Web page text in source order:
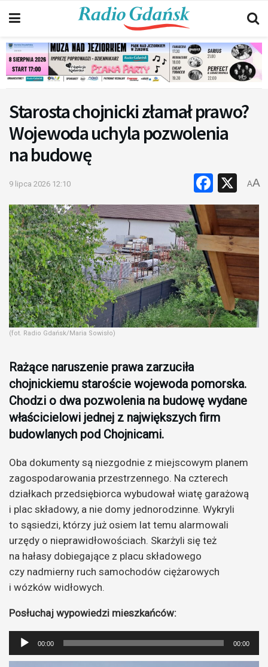
Starosta chojnicki złamał prawo?
Wojewoda uchyla pozwolenia
na budowę
9 lipca 2026 12:10 X
AA
(fot. Radio Gdańsk/Maria Sowisło)
Rażące naruszenie prawa zarzuciła
chojnickiemu staroście wojewoda pomorska.
Chodzi o dwa pozwolenia na budowę wydane
właścicielowi jednej z największych firm
budowlanych pod Chojnicami.
Oba dokumenty są niezgodnie z miejscowym planem
zagospodarowania przestrzennego. Na czterech
działkach przedsiębiorca wybudował wiatę garażową
i plac składowy, a nie domy jednorodzinne. Wykryli
to sąsiedzi, którzy już osiem lat temu alarmowali
urzędy o nieprawidłowościach. Skarżyli się też
na hałasy dobiegające z placu składowego
czy nadmierny ruch samochodów ciężarowych
i wózków widłowych.
Posłuchaj wypowiedzi mieszkańców:
Odtwarzacz
plików
00:00 00:00